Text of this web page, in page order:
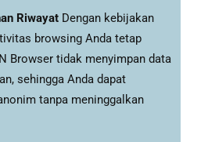
Riwayat Dengan kebijakan
browsing Anda tetap
Browser tidak menyimpan data
sehingga Anda dapat
tanpa meninggalkan